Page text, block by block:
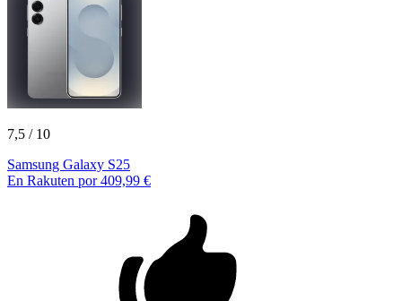
7,5 / 10
Samsung Galaxy S25
En Rakuten por 409,99 €